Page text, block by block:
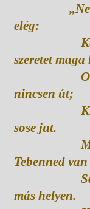
„
elég:
szeretet maga
nincsen út;
sose jut.
Tebenned
más helyen.